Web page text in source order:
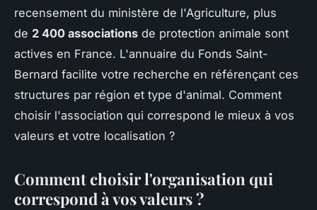
recensement du ministère de l'Agriculture, plus
de 2 400 associations de protection animale sont
actives en France. L'annuaire du Fonds Saint-
Bernard facilite votre recherche en référençant ces
structures par région et type d'animal. Comment
choisir l'association qui correspond le mieux à vos
valeurs et votre localisation ?
Comment choisir l'organisation qui
correspond à vos valeurs ?